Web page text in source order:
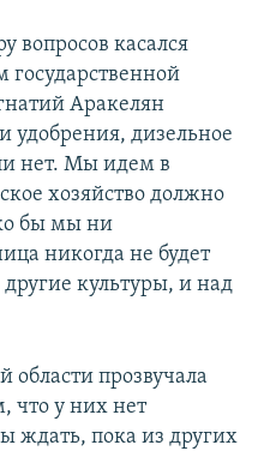
вопросов касался
государственной
Аракелян
удобрения, дизельное
нет. Мы идем в
хозяйство должно
бы мы ни
никогда не будет
культуры, и над
области прозвучала
что у них нет
ждать, пока из других